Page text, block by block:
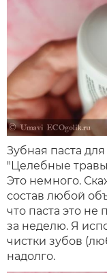
Зубная паста
"Целебные
Это немного.
состав любой
что паста это не
за неделю. Я
чистки зубов
надолго.